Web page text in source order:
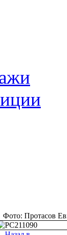
Фото: Протасов